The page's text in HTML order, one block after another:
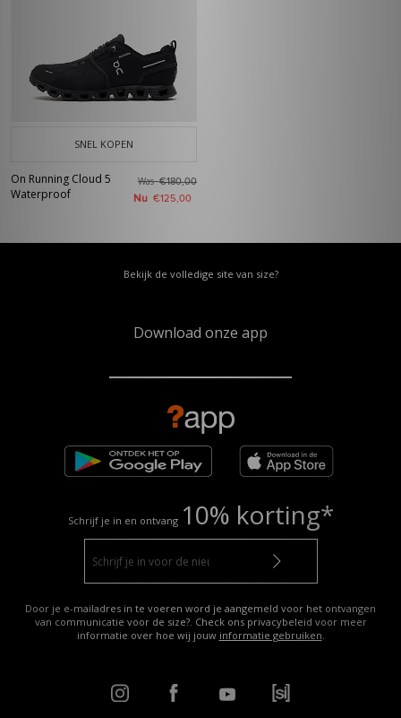
SNEL KOPEN
On Running Cloud 5
Waterproof
Was€180,00
Nu €125,00
Bekijk de volledige site van size?
Download onze app
Schrijf je in en ontvang 10% korting*
Door je e-mailadres in te voeren word je aangemeld voor het ontvangen
van communicatie voor de size?. Check ons privacybeleid voor meer
informatie over hoe wij jouw informatie gebruiken.